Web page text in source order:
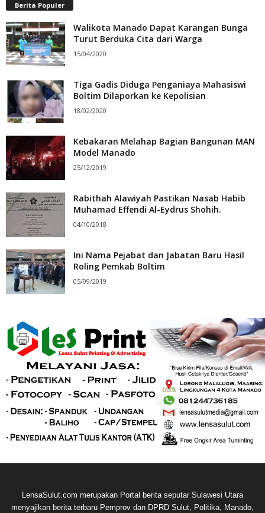
Berita Populer
Walikota Manado Dapat Karangan Bunga
Turut Berduka Cita dari Warga
15/04/2020
Tiga Gadis Diduga Penganiaya Mahasiswi
Boltim Dilaporkan ke Kepolisian
18/02/2020
Kebakaran Melahap Bagian Bangunan MAN
Model Manado
25/12/2019
Rabithah Alawiyah Pastikan Nasab Habib
Muhamad Effendi Al-Eydrus Shohih.
04/10/2018
Ini Nama Pejabat dan Jabatan Baru Hasil
Roling Pemkab Boltim
05/09/2019
LensaSulut.com merupakan Portal berita seputar Sulawesi Utara
menyajikan berita terbaru Pemprov dan DPRD Sulut, Politika, Manado,